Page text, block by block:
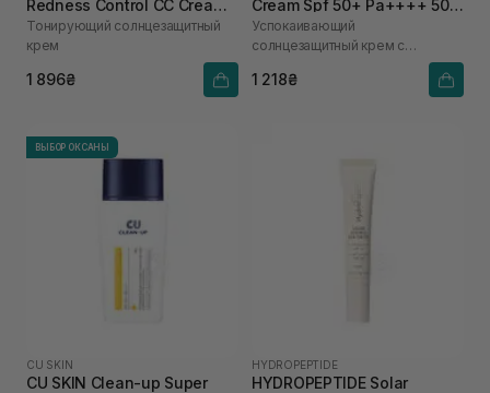
Redness Control CC Cream
SPF50 45 мл
Тонирующий солнцезащитный
крем
1 896₴
Cream Spf 50+ Pa++++ 50
мл
Успокаивающий
солнцезащитный крем с
1 218₴
ВЫБОР ОКСАНЫ
CU SKIN
CU SKIN Clean-up Super
HYDROPEPTIDE
HYDROPEPTIDE Solar